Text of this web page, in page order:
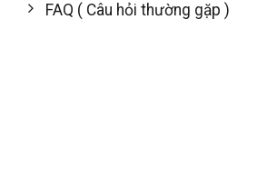
FAQ ( Câu hỏi thường gặp )